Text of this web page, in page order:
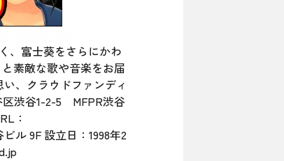
、富士葵をさらにかわ
素敵な歌や音楽をお届
、クラウドファンディ
渋谷1-2-5 MFPR渋谷
：
ル 9F 設立日：1998年2